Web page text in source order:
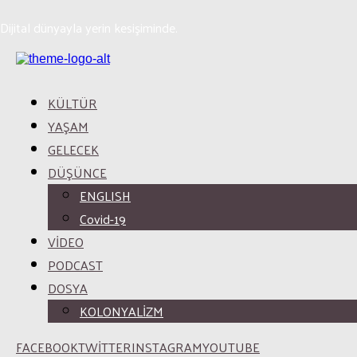
KÜLTÜR
YAŞAM
GELECEK
DÜŞÜNCE
ENGLISH
Covid-19
VİDEO
PODCAST
DOSYA
KOLONYALİZM
FACEBOOKTWITTERINSTAGRAMYOUTUBE